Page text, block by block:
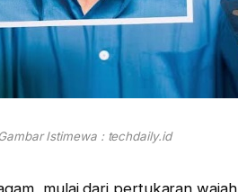
Gambar Istimewa : techdaily.id